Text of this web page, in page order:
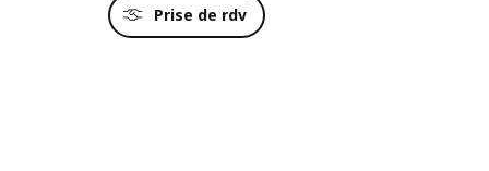
Prise de rdv